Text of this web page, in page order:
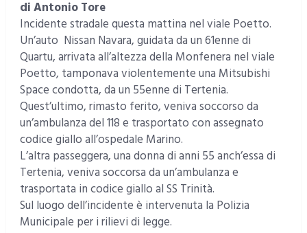
di Antonio Tore
Incidente stradale questa mattina nel viale Poetto.
Un’auto Nissan Navara, guidata da un 61enne di
Quartu, arrivata all’altezza della Monfenera nel viale
Poetto, tamponava violentemente una Mitsubishi
Space condotta, da un 55enne di Tertenia.
Quest’ultimo, rimasto ferito, veniva soccorso da
un’ambulanza del 118 e trasportato con assegnato
codice giallo all’ospedale Marino.
L’altra passeggera, una donna di anni 55 anch’essa di
Tertenia, veniva soccorsa da un’ambulanza e
trasportata in codice giallo al SS Trinità.
Sul luogo dell’incidente è intervenuta la Polizia
Municipale per i rilievi di legge.